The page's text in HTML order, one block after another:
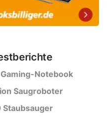
Notebook
Saugroboter
Staubsauger